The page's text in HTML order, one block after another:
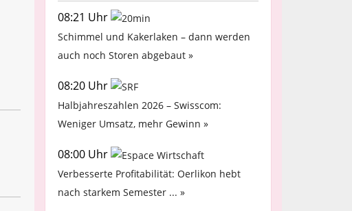
08:21 Uhr
Schimmel und Kakerlaken – dann werden
auch noch Storen abgebaut »
08:20 Uhr
Halbjahreszahlen 2026 – Swisscom:
Weniger Umsatz, mehr Gewinn »
08:00 Uhr
Verbesserte Profitabilität: Oerlikon hebt
nach starkem Semester ... »